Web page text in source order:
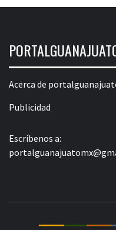
Acerca de
Publicidad
Escríbenos a: